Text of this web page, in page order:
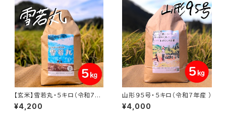
【玄米】雪若丸・５キロ（令和7年
産 ）
¥4,200
山形９５号・５キロ（令和７年産 ）
¥4,000